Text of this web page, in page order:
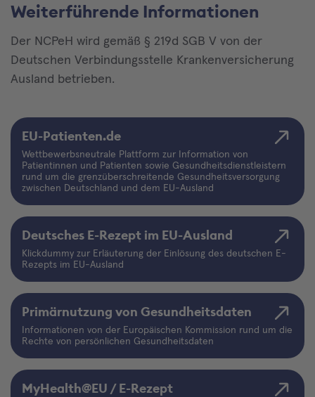
Weiterführende Informationen
Der NCPeH wird gemäß § 219d SGB V von der
Deutschen Verbindungsstelle Krankenversicherung
Ausland betrieben.
EU-Patienten.de
Wettbewerbsneutrale Plattform zur Information von
Patientinnen und Patienten sowie Gesundheitsdienstleistern
rund um die grenzüberschreitende Gesundheitsversorgung
zwischen Deutschland und dem EU-Ausland
Deutsches E-Rezept im EU-Ausland
Klickdummy zur Erläuterung der Einlösung des deutschen E-
Rezepts im EU-Ausland
Primärnutzung von Gesundheitsdaten
Informationen von der Europäischen Kommission rund um die
Rechte von persönlichen Gesundheitsdaten
MyHealth@EU / E-Rezept